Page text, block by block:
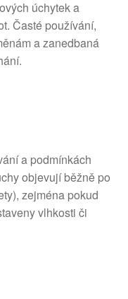
úchytek a
Časté používání,
a zanedbaná
a podmínkách
objevují běžně po
zejména pokud
vlhkosti či